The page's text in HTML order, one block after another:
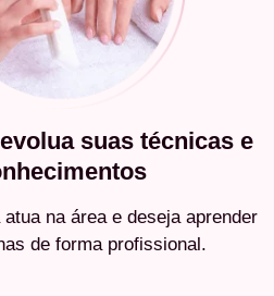
suas técnicas e
na área e deseja aprender
de forma profissional.